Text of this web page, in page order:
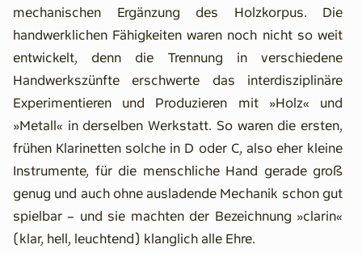
Holz & Co.
Veranstaltungen
Kleinanzeigen
Forum
Suchen
mechanischen Ergänzung des Holzkorpus. Die
handwerklichen Fähigkeiten waren noch nicht so weit
entwickelt, denn die Trennung in verschiedene
Handwerkszünfte erschwerte das interdisziplinäre
Experimentieren und Produzieren mit »Holz« und
»Metall« in derselben Werkstatt. So waren die ersten,
frühen Klarinetten solche in D oder C, also eher kleine
Instrumente, für die menschliche Hand gerade groß
genug und auch ohne ausladende Mechanik schon gut
spielbar – und sie machten der Bezeichnung »clarin«
(klar, hell, leuchtend) klanglich alle Ehre.